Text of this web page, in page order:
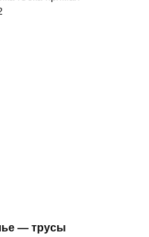
— трусы